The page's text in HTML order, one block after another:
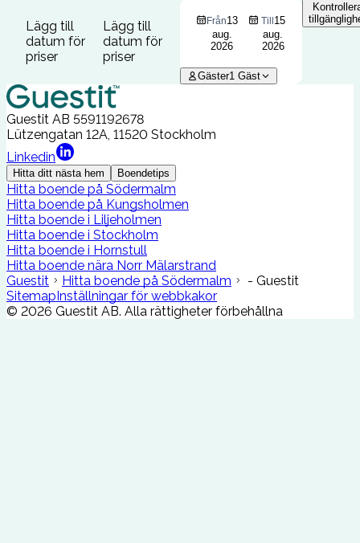
Lägg till
datum för
priser
Lägg till
datum för
priser
Från13
aug.
2026
Till 15
aug.
2026
Gäster1 Gäst
Guestit AB 5591192678
Lützengatan 12A, 11520 Stockholm
Linkedin
Hitta ditt nästa hem Boendetips
Hitta boende på Södermalm
Hitta boende på Kungsholmen
Hitta boende i Liljeholmen
Hitta boende i Stockholm
Hitta boende i Hornstull
Hitta boende nära Norr Mälarstrand
Guestit
Hitta boende på Södermalm
- Guestit
Sitemap Inställningar för webbkakor
© 2026 Guestit AB. Alla rättigheter förbehållna